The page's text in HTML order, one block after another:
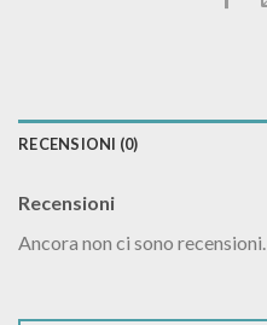
RECENSIONI (0)
Recensioni
Ancora non ci sono recensioni.